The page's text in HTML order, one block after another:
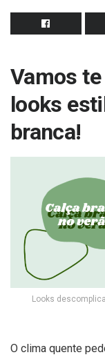
Vamos
looks
branca!
Looks
O clima quente